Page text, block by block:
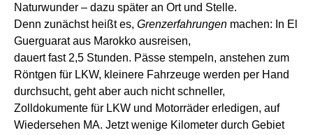
Naturwunder – dazu später an Ort und Stelle.
Denn zunächst heißt es, Grenzerfahrungen machen: n El
Guerguarataus Marokko ausreisen,
dauertfast 2,5 Stunden. Pässe stempeln, anstehen zum
Röntgen für LKW, kleinere Fahrzeuge werden per Hand
durchsucht, geht aber auch nicht schneller,
Zolldokumente für LKW und Motorräder erledigen, auf
Wiedersehen MA. Jetztwenige Kilometer durch Gebiet